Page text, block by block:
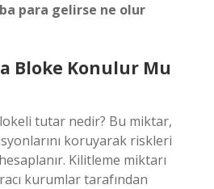
para gelirse ne olur
Bloke Konulur Mu
tutar nedir? Bu miktar,
koruyarak riskleri
Kilitleme miktarı
kurumlar tarafından